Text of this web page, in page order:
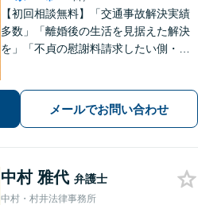
【初回相談無料】「交通事故解決実績
多数」「離婚後の生活を見据えた解決
を」「不貞の慰謝料請求したい側・さ
さい」「相続問題に関する解決実績が
豊富」【完全個室】【子連れ相談可】
メールでお問い合わせ
中村 雅代 弁護士
中村・村井法律事務所